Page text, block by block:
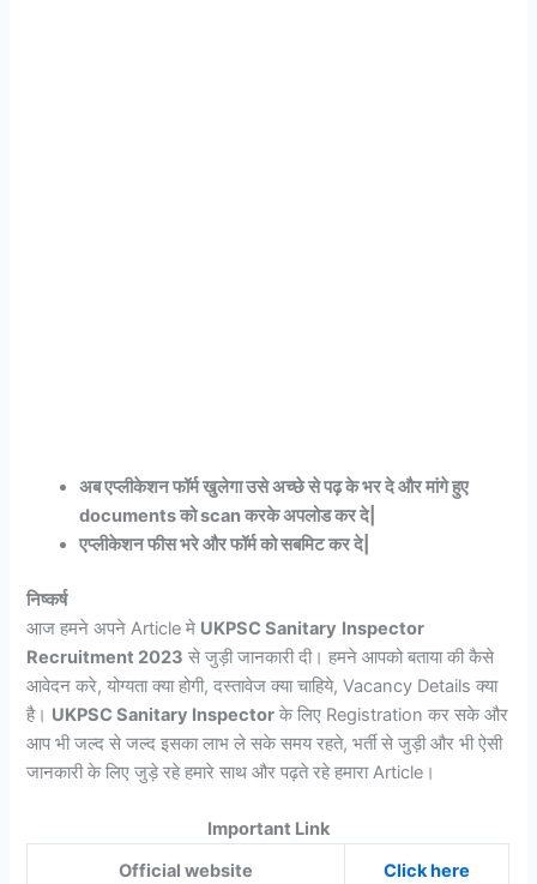
अब एप्लीकेशन फॉर्म खुलेगा उसे अच्छे से पढ़ के भर दे और मांगे हुए
documents को scan करके अपलोड कर दे|
एप्लीकेशन फीस भरे और फॉर्म को सबमिट कर दे|
निष्कर्ष
आज हमने अपने Article मे UKPSC Sanitary Inspector
Recruitment 2023 से जुड़ी जानकारी दी। हमने आपको बताया की कैसे
आवेदन करे, योग्यता क्या होगी, दस्तावेज क्या चाहिये, Vacancy Details क्या
है। UKPSC Sanitary Inspector के लिए Registration कर सके और
आप भी जल्द से जल्द इसका लाभ ले सके समय रहते, भर्ती से जुड़ी और भी ऐसी
जानकारी के लिए जुड़े रहे हमारे साथ और पढ़ते रहे हमारा Article।
Important Link
Official website
Click here